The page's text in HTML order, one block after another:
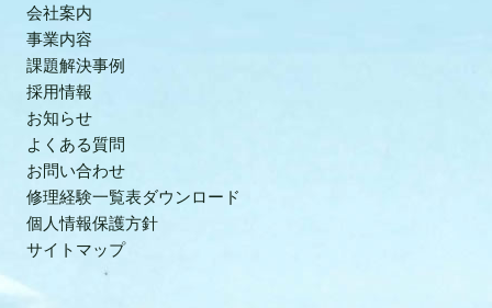
会社案内
事業内容
課題解決事例
採用情報
お知らせ
よくある質問
お問い合わせ
修理経験一覧表ダウンロード
個人情報保護方針
サイトマップ